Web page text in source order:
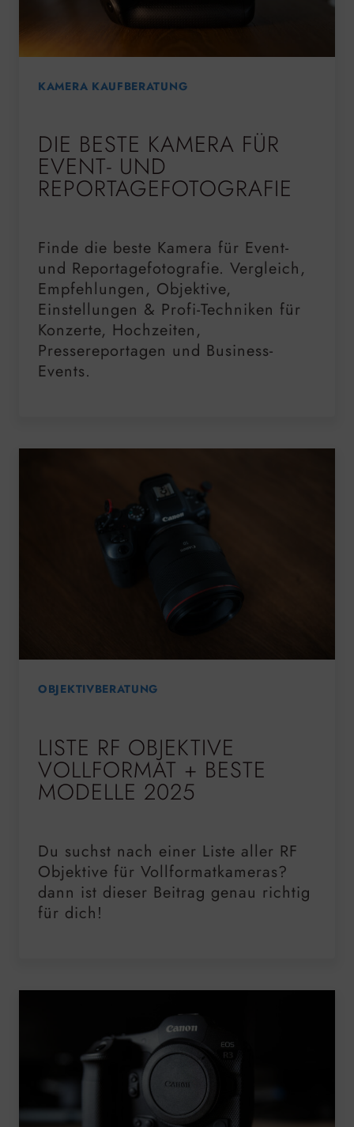
KAMERA KAUFBERATUNG
DIE BESTE KAMERA FÜR
EVENT- UND
REPORTAGEFOTOGRAFIE
Finde die beste Kamera für Event-
und Reportagefotografie. Vergleich,
Empfehlungen, Objektive,
Einstellungen & Profi-Techniken für
Konzerte, Hochzeiten,
Pressereportagen und Business-
Events.
OBJEKTIVBERATUNG
LISTE RF OBJEKTIVE
VOLLFORMAT + BESTE
MODELLE 2025
Du suchst nach einer Liste aller RF
Objektive für Vollformatkameras?
dann ist dieser Beitrag genau richtig
für dich!